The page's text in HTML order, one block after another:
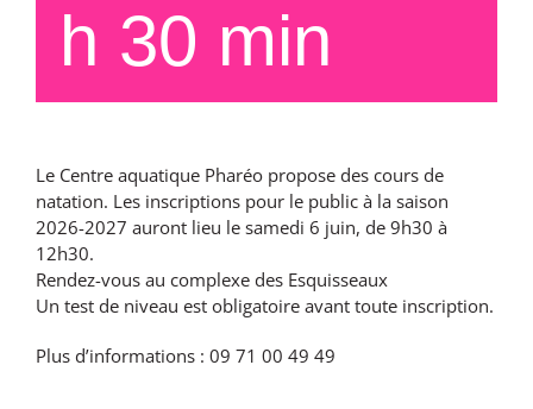
h 30 min
Le Centre aquatique Pharéo propose des cours de
natation. Les inscriptions pour le public à la saison
2026-2027 auront lieu le samedi 6 juin, de 9h30 à
12h30.
Rendez-vous au complexe des Esquisseaux
Un test de niveau est obligatoire avant toute inscription.
Plus d’informations : 09 71 00 49 49